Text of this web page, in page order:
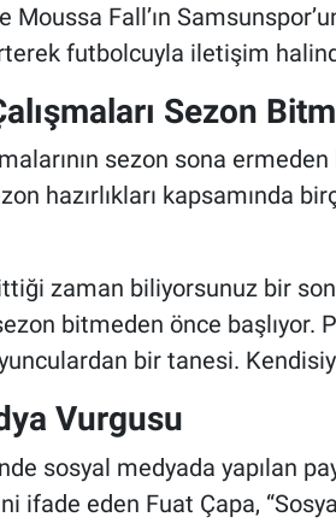
Moussa Fall’ın
futbolcuyla iletişim
Sezon
sezon sona ermeden
hazırlıkları kapsamında
zaman biliyorsunuz bir
bitmeden önce başlıyor.
bir tanesi.
Vurgusu
sosyal medyada yapılan
ifade eden Fuat Çapa,